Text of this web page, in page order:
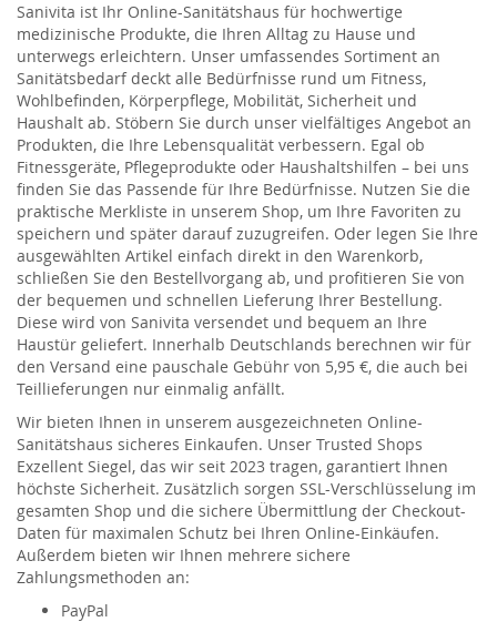
Sanivita ist Ihr Online-Sanitätshaus für hochwertige
medizinische Produkte, die Ihren Alltag zu Hause und
unterwegs erleichtern. Unser umfassendes Sortiment an
Sanitätsbedarf deckt alle Bedürfnisse rund um Fitness,
Wohlbefinden, Körperpflege, Mobilität, Sicherheit und
Haushalt ab. Stöbern Sie durch unser vielfältiges Angebot an
Produkten, die Ihre Lebensqualität verbessern. Egal ob
Fitnessgeräte, Pflegeprodukte oder Haushaltshilfen – bei uns
finden Sie das Passende für Ihre Bedürfnisse. Nutzen Sie die
praktische Merkliste in unserem Shop, um Ihre Favoriten zu
speichern und später darauf zuzugreifen. Oder legen Sie Ihre
ausgewählten Artikel einfach direkt in den Warenkorb,
schließen Sie den Bestellvorgang ab, und profitieren Sie von
der bequemen und schnellen Lieferung Ihrer Bestellung.
Diese wird von Sanivita versendet und bequem an Ihre
Haustür geliefert. Innerhalb Deutschlands berechnen wir für
den Versand eine pauschale Gebühr von 5,95 €, die auch bei
Teillieferungen nur einmalig anfällt.
Wir bieten Ihnen in unserem ausgezeichneten Online-
Sanitätshaus sicheres Einkaufen. Unser Trusted Shops
Exzellent Siegel, das wir seit 2023 tragen, garantiert Ihnen
höchste Sicherheit. Zusätzlich sorgen SSL-Verschlüsselung im
gesamten Shop und die sichere Übermittlung der Checkout-
Daten für maximalen Schutz bei Ihren Online-Einkäufen.
Außerdem bieten wir Ihnen mehrere sichere
Zahlungsmethoden an:
PayPal